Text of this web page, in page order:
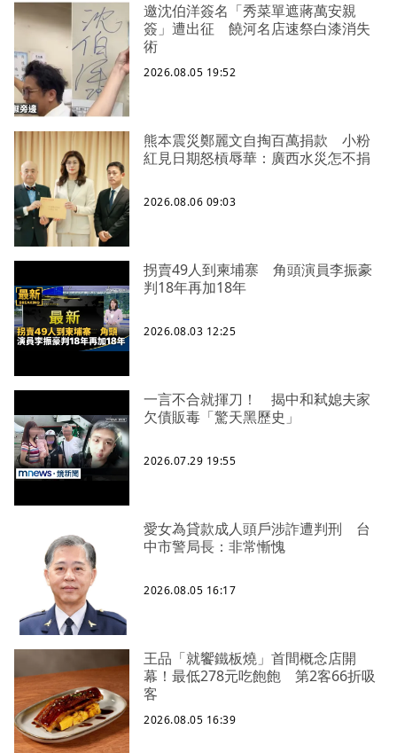
邀沈伯洋簽名「秀菜單遮蔣萬安親
簽」遭出征 饒河名店速祭白漆消失
術
2026.08.05 19:52
熊本震災鄭麗文自掏百萬捐款 小粉
紅見日期怒槓辱華：廣西水災怎不捐
2026.08.06 09:03
拐賣49人到柬埔寨 角頭演員李振豪
判18年再加18年
2026.08.03 12:25
一言不合就揮刀！ 揭中和弒媳夫家
欠債販毒「驚天黑歷史」
2026.07.29 19:55
愛女為貸款成人頭戶涉詐遭判刑 台
中市警局長：非常慚愧
2026.08.05 16:17
王品「就饗鐵板燒」首間概念店開
幕！最低278元吃飽飽 第2客66折吸
客
2026.08.05 16:39